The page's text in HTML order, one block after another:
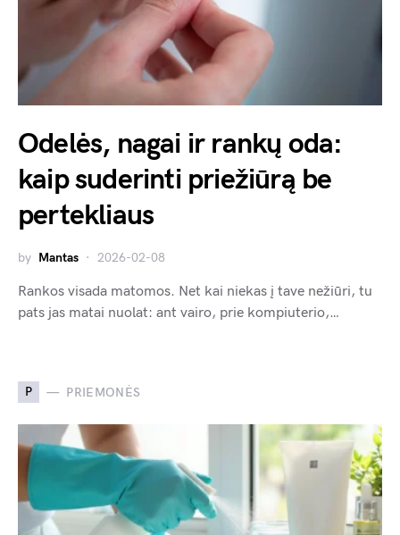
Odelės, nagai ir rankų oda:
kaip suderinti priežiūrą be
pertekliaus
by Mantas 2026-02-08
Rankos visada matomos. Net kai niekas į tave nežiūri, tu
pats jas matai nuolat: ant vairo, prie kompiuterio,…
P PRIEMONĖS